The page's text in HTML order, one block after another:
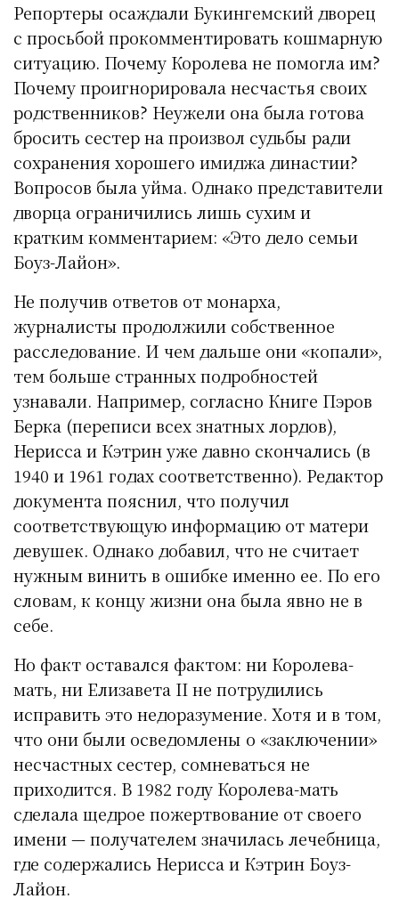
Репортеры осаждали Букингемский дворец
с просьбой прокомментировать кошмарную
ситуацию. Почему Королева не помогла им?
Почему проигнорировала несчастья своих
родственников? Неужели она была готова
бросить сестер на произвол судьбы ради
сохранения хорошего имиджа династии?
Вопросов была уйма. Однако представители
дворца ограничились лишь сухим и
кратким комментарием: «Это дело семьи
Боуз-Лайон».
Не получив ответов от монарха,
журналисты продолжили собственное
расследование. И чем дальше они «копали»,
тем больше странных подробностей
узнавали. Например, согласно Книге Пэров
Берка (переписи всех знатных лордов),
Нерисса и Кэтрин уже давно скончались (в
1940 и 1961 годах соответственно). Редактор
документа пояснил, что получил
соответствующую информацию от матери
девушек. Однако добавил, что не считает
нужным винить в ошибке именно ее. По его
словам, к концу жизни она была явно не в
себе.
Но факт оставался фактом: ни Королева-
мать, ни Елизавета II не потрудились
исправить это недоразумение. Хотя и в том,
что они были осведомлены о «заключении»
несчастных сестер, сомневаться не
приходится. В 1982 году Королева-мать
сделала щедрое пожертвование от своего
имени — получателем значилась лечебница,
где содержались Нерисса и Кэтрин Боуз-
Лайон.